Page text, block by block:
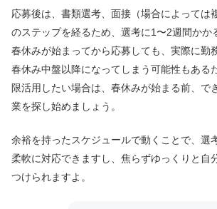
応募後は、書類選考、面接（場合によっては
のステップを経るため、選考に1〜2週間かか
春休みが始まってから応募しても、実際に勤
春休み中盤以降になってしまう可能性もある
限活用したい場合は、春休みが始まる前、で
業を探し始めましょう。
余裕を持ったスケジュールで動くことで、選
柔軟に対応できますし、焦らずゆっくりと自
つけられますよ。